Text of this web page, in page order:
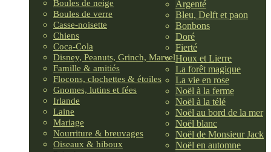
Boules de neige
Boules de verre
Casse-noisette
Chiens
Coca-Cola
Disney, Peanuts, Grinch, Marvel
Famille & amitiés
Flocons, clochettes & étoiles
Gnomes, lutins et fées
Irlande
Laine
Mariage
Nourriture & breuvages
Oiseaux & hiboux
Argenté
Bleu, Delft et paon
Bonbons
Doré
Fierté
Houx et Lierre
La forêt magique
La vie en rose
Noël à la ferme
Noël à la télé
Noël au bord de la mer
Noël blanc
Noël de Monsieur Jack
Noël en automne